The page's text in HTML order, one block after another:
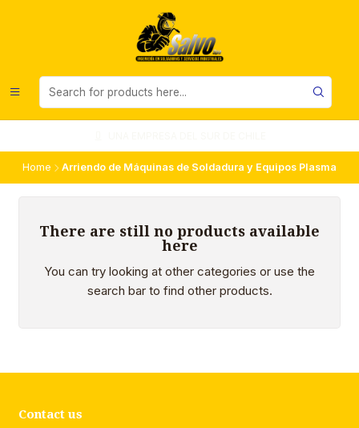
Home Arriendo de Máquinas de Soldadura y Equipos Plasma
There are still no products available
here
You can try looking at other categories or use the
search bar to find other products.
Contact us